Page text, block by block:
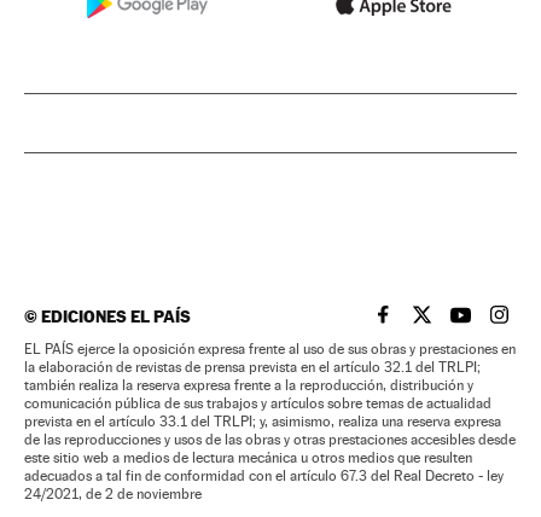
©EDICIONES EL PAÍS EL PAÍS BRASIL EN
EL PAÍSEL PAÍS
EL
EL PAÍS ejerce la oposición expresa frente al uso de sus obras y prestaciones en
la elaboración de revistas de prensa prevista en el artículo 32.1 del TRLPI;
también realiza la reserva expresa frente a la reproducción, distribución y
comunicación pública de sus trabajos y artículos sobre temas de actualidad
prevista en el artículo 33.1 del TRLPI; y, asimismo, realiza una reserva expresa
de las reproducciones y usos de las obras y otras prestaciones accesibles desde
este sitio web a medios de lectura mecánica u otros medios que resulten
adecuados a tal fin de conformidad con el artículo 67.3 del Real Decreto - ley
24/2021, de 2 de noviembre